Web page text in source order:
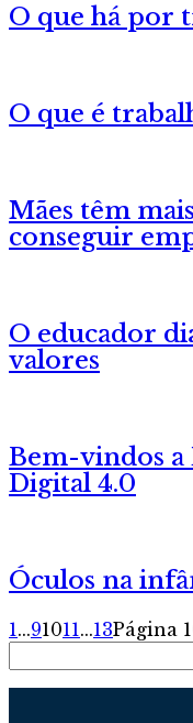
O que há por
O que é
Mães têm
conseguir
O educador
valores
Bem-vindos
Digital 4.0
Óculos na
1 ...91011 ...13Página